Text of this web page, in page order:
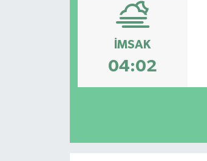
İMSAK
04:02
Okul Gazetesi